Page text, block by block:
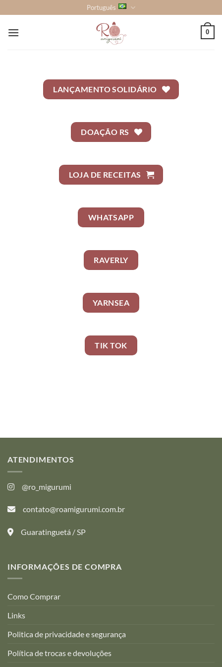
to
content
Português
0
LANÇAMENTO SOLIDÁRIO
DOAÇÃO RS
LOJA DE RECEITAS
WHATSAPP
RAVERLY
YARNSEA
TIK TOK
ATENDIMENTOS
@ro_migurumi
contato@roamigurumi.com.br
Guaratinguetá / SP
INFORMAÇÕES DE COMPRA
Como Comprar
Links
Politica de privacidade e segurança
Política de trocas e devoluções